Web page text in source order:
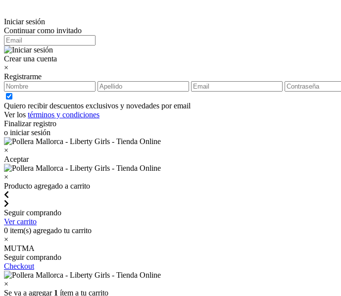
Iniciar sesión
Continuar como invitado
Crear una cuenta
×
Registrarme
Quiero recibir descuentos exclusivos y novedades por email
Ver los términos y condiciones
Finalizar registro
o iniciar sesión
×
Aceptar
×
Producto agregado a carrito
Seguir comprando
Ver carrito
0 item(s) agregado tu carrito
×
MUTMA
Seguir comprando
Checkout
×
Se va a agregar 1 ítem a tu carrito